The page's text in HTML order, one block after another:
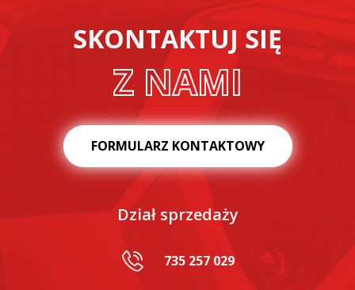
SKONTAKTUJ SIĘ
Z NAMI
FORMULARZ KONTAKTOWY
Dział sprzedaży
735 257 029